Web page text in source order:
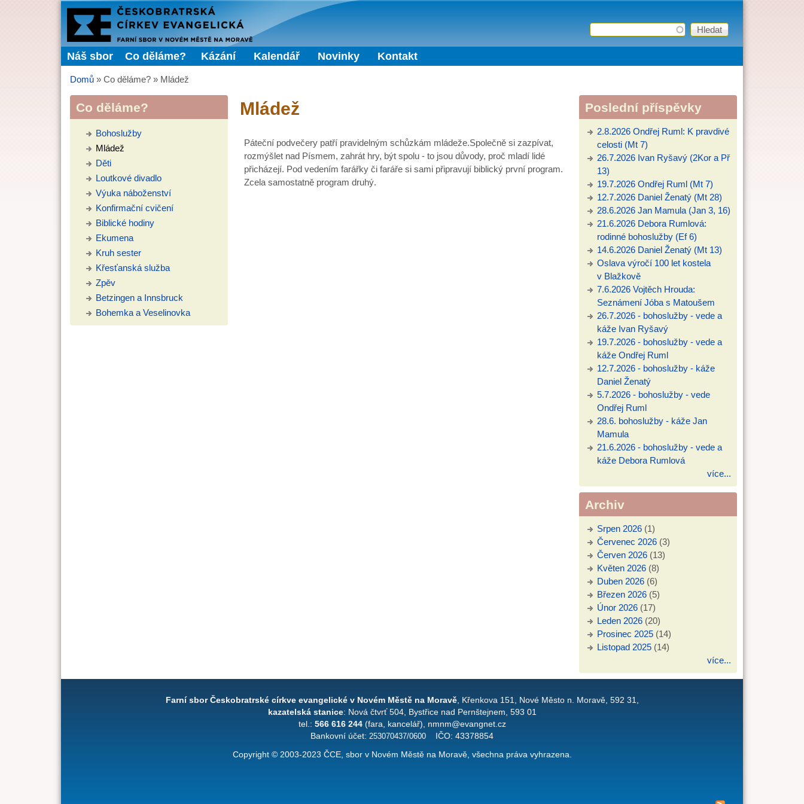
FARNÍ
SBOR
ČCE
Vyhledávání
Hledat
Hlavní menu
Náš sbor Co děláme? Kázání Kalendář Novinky Kontakt
Jste zde
Domů » Co děláme? » Mládež
Mládež
Páteční podvečery patří pravidelným schůzkám mládeže.Společně si zazpívat,
rozmýšlet nad Písmem, zahrát hry, být spolu - to jsou důvody, proč mladí lidé
přicházejí. Pod vedením farářky či faráře si sami připravují biblický první program.
Zcela samostatně program druhý.
Co děláme?
Bohoslužby
Mládež
Děti
Loutkové divadlo
Výuka náboženství
Konfirmační cvičení
Biblické hodiny
Ekumena
Kruh sester
Křesťanská služba
Zpěv
Betzingen a Innsbruck
Bohemka a Veselinovka
Poslední příspěvky
2.8.2026 Ondřej Ruml: K pravdivé
celosti (Mt 7)
26.7.2026 Ivan Ryšavý (2Kor a Př
13)
19.7.2026 Ondřej Ruml (Mt 7)
12.7.2026 Daniel Ženatý (Mt 28)
28.6.2026 Jan Mamula (Jan 3, 16)
21.6.2026 Debora Rumlová:
rodinné bohoslužby (Ef 6)
14.6.2026 Daniel Ženatý (Mt 13)
Oslava výročí 100 let kostela
v Blažkově
7.6.2026 Vojtěch Hrouda:
Seznámení Jóba s Matoušem
26.7.2026 - bohoslužby - vede a
káže Ivan Ryšavý
19.7.2026 - bohoslužby - vede a
káže Ondřej Ruml
12.7.2026 - bohoslužby - káže
Daniel Ženatý
5.7.2026 - bohoslužby - vede
Ondřej Ruml
28.6. bohoslužby - káže Jan
Mamula
21.6.2026 - bohoslužby - vede a
káže Debora Rumlová
více...
Archiv
Srpen 2026 (1)
Červenec 2026 (3)
Červen 2026 (13)
Květen 2026 (8)
Duben 2026 (6)
Březen 2026 (5)
Únor 2026 (17)
Leden 2026 (20)
Prosinec 2025 (14)
Listopad 2025 (14)
více...
Farní sbor Českobratrské církve evangelické v Novém Městě na Moravě, Křenkova 151, Nové Město n. Moravě, 592 31,
kazatelská stanice: Nová čtvrť 504, Bystřice nad Pernštejnem, 593 01
tel.: 566 616 244(fara, kancelář), nmnm@evangnet.cz
Bankovní účet: 253070437/0600 IČO: 43378854
Copyright © 2003-2023 ČCE, sbor v Novém Městě na Moravě, všechna práva vyhrazena.